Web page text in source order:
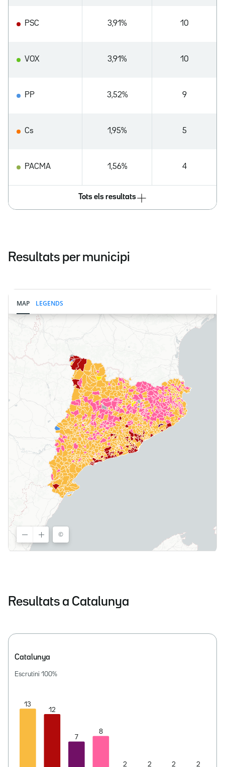
PSC 3,91% 10
VOX 3,91% 10
PP 3,52% 9
Cs 1,95% 5
PACMA 1,56% 4
Tots els resultats
Resultats per municipi
Resultats a Catalunya
Catalunya
Escrutini 100%